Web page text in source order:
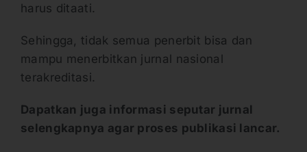
harus ditaati.
Sehingga, tidak semua penerbit bisa dan
mampu menerbitkan jurnal nasional
terakreditasi.
Dapatkan juga informasi seputar jurnal
selengkapnya agar proses publikasi lancar.